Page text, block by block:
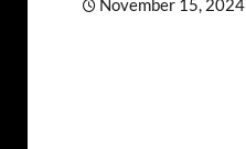
November 15, 2024